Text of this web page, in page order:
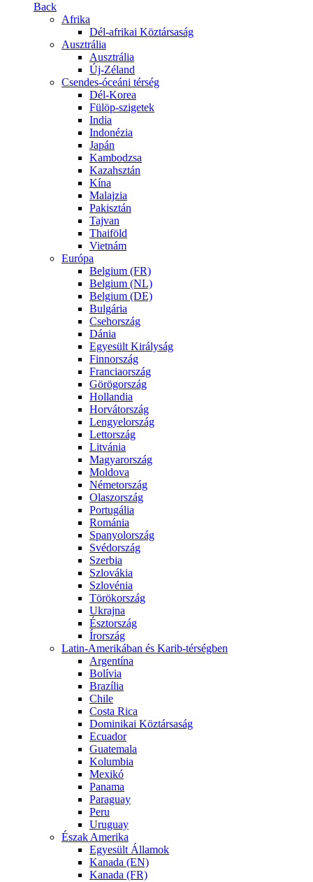
Back
Afrika
Dél-afrikai Köztársaság
Ausztrália
Ausztrália
Új-Zéland
Csendes-óceáni térség
Dél-Korea
Fülöp-szigetek
India
Indonézia
Japán
Kambodzsa
Kazahsztán
Kína
Malajzia
Pakisztán
Tajvan
Thaiföld
Vietnám
Európa
Belgium (FR)
Belgium (NL)
Belgium (DE)
Bulgária
Csehország
Dánia
Egyesült Királyság
Finnország
Franciaország
Görögország
Hollandia
Horvátország
Lengyelország
Lettország
Litvánia
Magyarország
Moldova
Németország
Olaszország
Portugália
Románia
Spanyolország
Svédország
Szerbia
Szlovákia
Szlovénia
Törökország
Ukrajna
Észtország
Írország
Latin-Amerikában és Karib-térségben
Argentína
Bolívia
Brazília
Chile
Costa Rica
Dominikai Köztársaság
Ecuador
Guatemala
Kolumbia
Mexikó
Panama
Paraguay
Peru
Uruguay
Észak Amerika
Egyesült Államok
Kanada (EN)
Kanada (FR)